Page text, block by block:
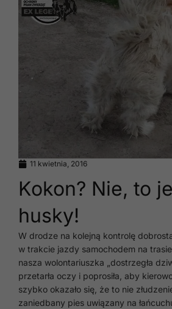
11 kwietnia, 2016
Kokon? Nie, to
husky!
W drodze na kolejną kontrolę
w trakcie jazdy samochodem na
nasza wolontariuszka „dostrzegła
przetarła oczy i poprosiła, aby
szybko okazało się, że to nie
zaniedbany pies uwiązany na